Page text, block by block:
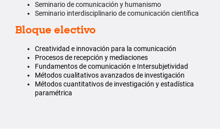
Seminario de comunicación y humanismo
Seminario interdisciplinario de comunicación científica
Bloque electivo
Creatividad e innovación para la comunicación
Procesos de recepción y mediaciones
Fundamentos de comunicación e Intersubjetividad
Métodos cualitativos avanzados de investigación
Métodos cuantitativos de investigación y estadística
paramétrica